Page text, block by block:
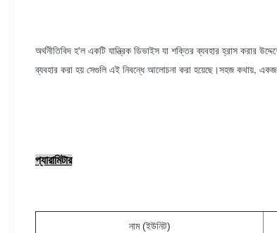
অর্থনীতিবিদ হ'ল একটি যান্ত্রিক ডিভাইস যা শক্তির ব্যবহার হ্রাস করার
ব্যবহার করা হয় সেগুলি এই নিবন্ধে আলোচনা করা হয়েছে।সহজ কথায়, একজন
প্যারামিটার
নাম (ইউনিট)